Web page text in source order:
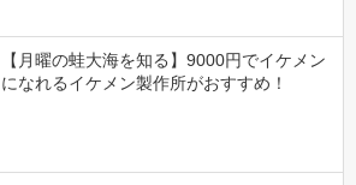
【月曜の蛙大海を知る】9000円でイケメン
になれるイケメン製作所がおすすめ！